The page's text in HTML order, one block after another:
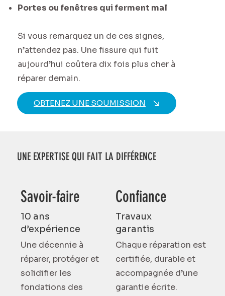
Portes ou fenêtres qui ferment mal
Si vous remarquez un de ces signes,
n’attendez pas. Une fissure qui fuit
aujourd’hui coûtera dix fois plus cher à
réparer demain.
OBTENEZ UNE SOUMISSION
UNE EXPERTISE QUI FAIT LA DIFFÉRENCE
Savoir-faire
10 ans
d’expérience
Une décennie à
réparer, protéger et
solidifier les
fondations des
Confiance
Travaux
garantis
Chaque réparation est
certifiée, durable et
accompagnée d’une
garantie écrite.